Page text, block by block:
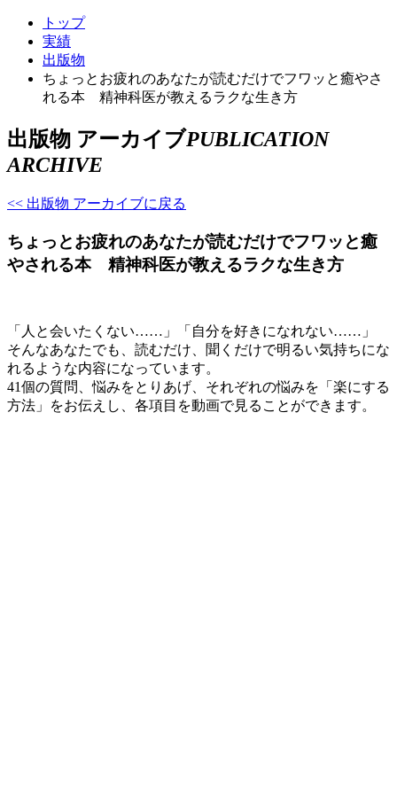
トップ
実績
出版物
ちょっとお疲れのあなたが読むだけでフワッと癒やさ
れる本 精神科医が教えるラクな生き方
出版物 アーカイブPUBLICATION
ARCHIVE
<< 出版物 アーカイブに戻る
ちょっとお疲れのあなたが読むだけでフワッと癒
やされる本 精神科医が教えるラクな生き方
「人と会いたくない……」「自分を好きになれない……」
そんなあなたでも、読むだけ、聞くだけで明るい気持ちにな
れるような内容になっています。
41個の質問、悩みをとりあげ、それぞれの悩みを「楽にする
方法」をお伝えし、各項目を動画で見ることができます。